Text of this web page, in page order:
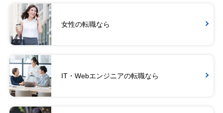
女性の転職なら
IT・Webエンジニアの転職なら